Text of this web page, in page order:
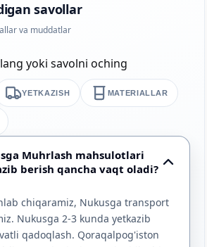
savollar
va muddatlar
yoki savolni oching
YETKAZISH MATERIALLAR
Muhrlash mahsulotlari
berish qancha vaqt oladi?
chiqaramiz, Nukusga transport
Nukusga 2-3 kunda yetkazib
qadoqlash. Qoraqalpog'iston